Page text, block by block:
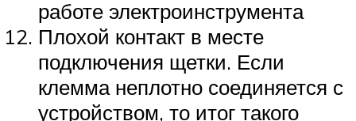
работе электроинструмента
Плохой контакт в месте
подключения щетки. Если
клемма неплотно соединяется с
устройством, то итог такого